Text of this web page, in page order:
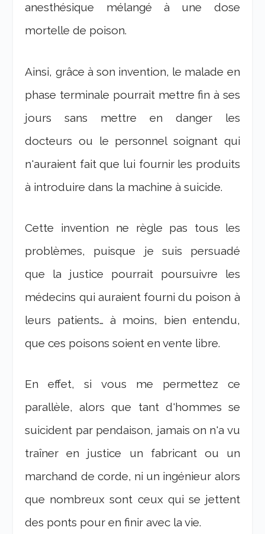
anesthésique mélangé à une dose
mortelle de poison.
Ainsi, grâce à son invention, le malade en
phase terminale pourrait mettre fin à ses
jours sans mettre en danger les
docteurs ou le personnel soignant qui
n'auraient fait que lui fournir les produits
à introduire dans la machine à suicide.
Cette invention ne règle pas tous les
problèmes, puisque je suis persuadé
que la justice pourrait poursuivre les
médecins qui auraient fourni du poison à
leurs patients… à moins, bien entendu,
que ces poisons soient en vente libre.
En effet, si vous me permettez ce
parallèle, alors que tant d'hommes se
suicident par pendaison, jamais on n'a vu
traîner en justice un fabricant ou un
marchand de corde, ni un ingénieur alors
que nombreux sont ceux qui se jettent
des ponts pour en finir avec la vie.